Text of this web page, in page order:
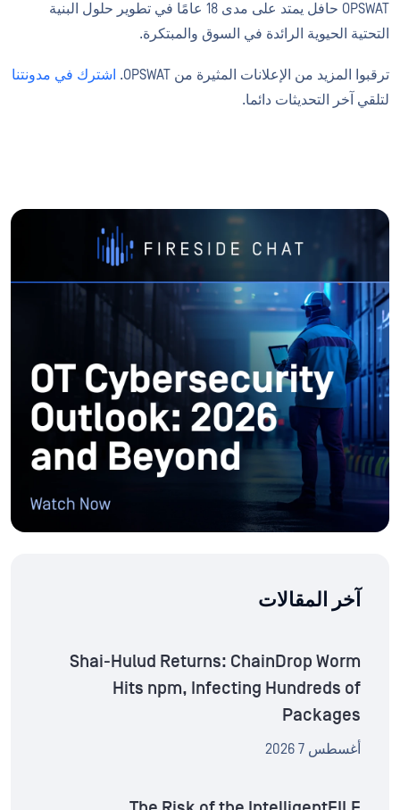
OPSWAT حافل يمتد على مدى 18 عامًا في تطوير حلول البنية
التحتية الحيوية الرائدة في السوق والمبتكرة.
ترقبوا المزيد من الإعلانات المثيرة من OPSWAT.
اشترك في مدونتنا
لتلقي آخر التحديثات دائما.
آخر المقالات
Shai-Hulud Returns: ChainDrop Worm
Hits npm, Infecting Hundreds of
Packages
أغسطس 7 2026